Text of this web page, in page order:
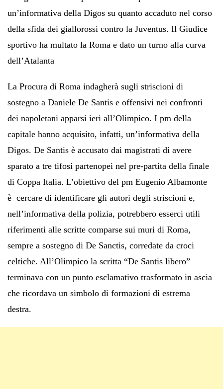
un’informativa della Digos su quanto accaduto nel corso
della sfida dei giallorossi contro la Juventus. Il Giudice
sportivo ha multato la Roma e dato un turno alla curva
dell’Atalanta
La Procura di Roma indagherà sugli striscioni di
sostegno a Daniele De Santis e offensivi nei confronti
dei napoletani apparsi ieri all’Olimpico. I pm della
capitale hanno acquisito, infatti, un’informativa della
Digos. De Santis è accusato dai magistrati di avere
sparato a tre tifosi partenopei nel pre-partita della finale
di Coppa Italia. L’obiettivo del pm Eugenio Albamonte
è cercare di identificare gli autori degli striscioni e,
nell’informativa della polizia, potrebbero esserci utili
riferimenti alle scritte comparse sui muri di Roma,
sempre a sostegno di De Sanctis, corredate da croci
celtiche. All’Olimpico la scritta “De Santis libero”
terminava con un punto esclamativo trasformato in ascia
che ricordava un simbolo di formazioni di estrema
destra.